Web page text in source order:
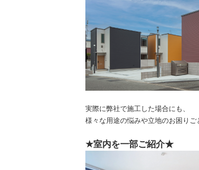
実際に弊社で施工した場合にも、
様々な用途の悩みや立地のお困りご
★室内を一部ご紹介★